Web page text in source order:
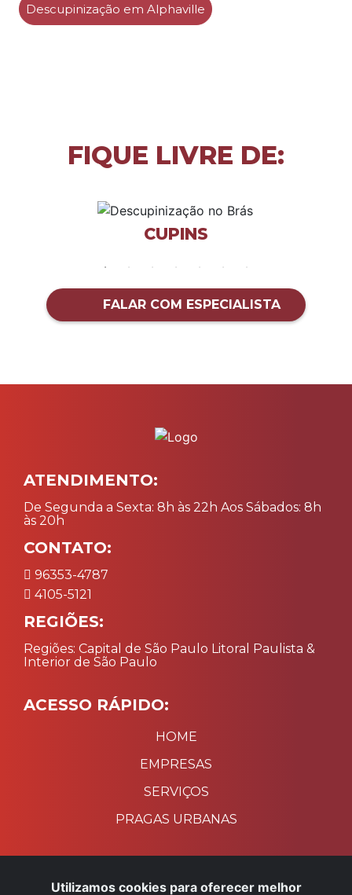
Descupinização em Alphaville
Utilizamos cookies para oferecer melhor
FIQUE LIVRE DE:
CUPINS
FALAR COM ESPECIALISTA
ATENDIMENTO:
De Segunda a Sexta: 8h às 22h Aos Sábados: 8h
às 20h
CONTATO:
96353-4787
4105-5121
REGIÕES:
Regiões: Capital de São Paulo Litoral Paulista &
Interior de São Paulo
ACESSO RÁPIDO:
HOME
EMPRESAS
SERVIÇOS
PRAGAS URBANAS